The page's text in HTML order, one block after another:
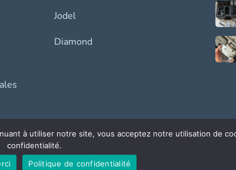
Jodel
Diamond
All rights reserved.
à utiliser notre site, vous acceptez notre utilisation de
confidentialité.
Politique de confidentialité